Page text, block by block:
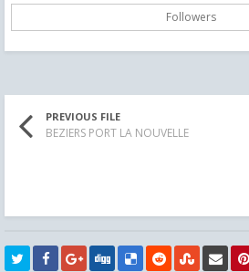
Followers
PREVIOUS FILE
BEZIERS PORT LA NOUVELLE